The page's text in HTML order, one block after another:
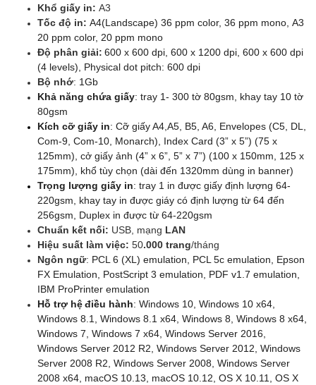
Khổ giấy in: A3
Tốc độ in: A4(Landscape) 36 ppm color, 36 ppm mono, A3
20 ppm color, 20 ppm mono
Độ phân giải: 600 x 600 dpi, 600 x 1200 dpi, 600 x 600 dpi
(4 levels), Physical dot pitch: 600 dpi
Bộ nhớ: 1Gb
Khả năng chứa giấy: tray 1- 300 tờ 80gsm, khay tay 10 tờ
80gsm
Kích cỡ giấy in: Cỡ giấy A4,A5, B5, A6, Envelopes (C5, DL,
Com-9, Com-10, Monarch), Index Card (3” x 5”) (75 x
125mm), cở giấy ảnh (4” x 6”, 5” x 7”) (100 x 150mm, 125 x
175mm), khổ tùy chọn (dài đến 1320mm dùng in banner)
Trọng lượng giấy in: tray 1 in được giấy định lượng 64-
220gsm, khay tay in được giáy có định lượng từ 64 đến
256gsm, Duplex in được từ 64-220gsm
Chuẩn kết nối: USB, mạng LAN
Hiệu suất làm việc: 50.000 trang/tháng
Ngôn ngữ: PCL 6 (XL) emulation, PCL 5c emulation, Epson
FX Emulation, PostScript 3 emulation, PDF v1.7 emulation,
IBM ProPrinter emulation
Hỗ trợ hệđiều hành: Windows 10, Windows 10 x64,
Windows 8.1, Windows 8.1 x64, Windows 8, Windows 8 x64,
Windows 7, Windows 7 x64, Windows Server 2016,
Windows Server 2012 R2, Windows Server 2012, Windows
Server 2008 R2, Windows Server 2008, Windows Server
2008 x64, macOS 10.13, macOS 10.12, OS X 10.11, OS X